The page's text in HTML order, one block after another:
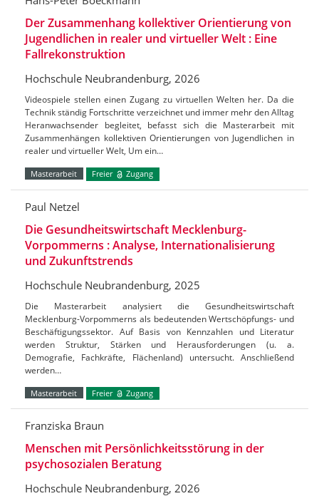
Der Zusammenhang kollektiver Orientierung von
Jugendlichen in realer und virtueller Welt : Eine
Fallrekonstruktion
Hochschule Neubrandenburg, 2026
Videospiele stellen einen Zugang zu virtuellen Welten her. Da die
Technik ständig Fortschritte verzeichnet und immer mehr den Alltag
Heranwachsender begleitet, befasst sich die Masterarbeit mit
Zusammenhängen kollektiven Orientierungen von Jugendlichen in
realer und virtueller Welt, Um ein…
Masterarbeit Freier Zugang
Paul Netzel
Die Gesundheitswirtschaft Mecklenburg-
Vorpommerns : Analyse, Internationalisierung
und Zukunftstrends
Hochschule Neubrandenburg, 2025
Die Masterarbeit analysiert die Gesundheitswirtschaft
Mecklenburg-Vorpommerns als bedeutenden Wertschöpfungs- und
Beschäftigungssektor. Auf Basis von Kennzahlen und Literatur
werden Struktur, Stärken und Herausforderungen (u. a.
Demografie, Fachkräfte, Flächenland) untersucht. Anschließend
werden…
Masterarbeit Freier Zugang
Franziska Braun
Menschen mit Persönlichkeitsstörung in der
psychosozialen Beratung
Hochschule Neubrandenburg, 2026